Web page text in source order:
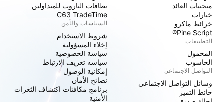
منحنيات العائد
خيارات
خرائط ماكرو
Pine Script®
التطبيقات
المحمول
الحاسوب
التواصل الاجتماعي
وسائل التواصل الاجتماعي
حائط التميز
بطاقات التاروت للمتداولين
C63 TradeTime
السياسات والأمن
شروط الاستخدام
إخلاء المسؤولية
سياسة الخصوصية
سياسه تعريف الارتباط
إمكانية الوصول
نصائح الأمان
برنامج مكافئات اكتشاف الثغرات
الأمنية